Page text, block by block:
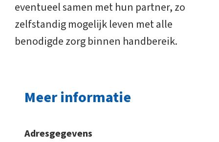
eventueel samen met hun partner, zo
zelfstandig mogelijk leven met alle
benodigde zorg binnen handbereik.
Meer informatie
Adresgegevens